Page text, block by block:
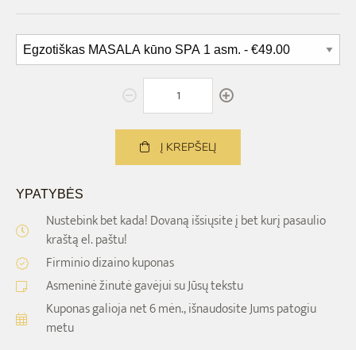
Į KREPŠELĮ
YPATYBĖS
Nustebink bet kada! Dovaną išsiųsite į bet kurį pasaulio
kraštą el. paštu!
Firminio dizaino kuponas
Asmeninė žinutė gavėjui su Jūsų tekstu
Kuponas galioja net6 mėn.,išnaudosite Jums patogiu
metu